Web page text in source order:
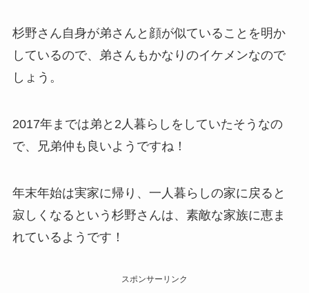
杉野さん自身が弟さんと顔が似ていることを明か
しているので、弟さんもかなりのイケメンなので
しょう。
2017年までは弟と2人暮らしをしていたそうなの
で、兄弟仲も良いようですね！
年末年始は実家に帰り、一人暮らしの家に戻ると
寂しくなるという杉野さんは、素敵な家族に恵ま
れているようです！
スポンサーリンク